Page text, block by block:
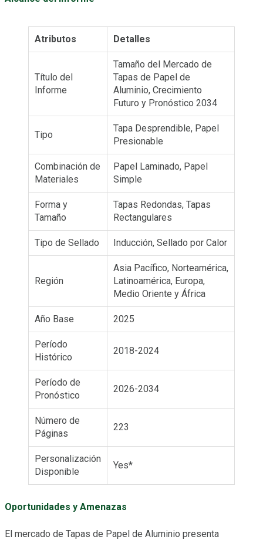
Atributos Detalles
Título del
Informe
Tamaño del Mercado de
Tapas de Papel de
Aluminio, Crecimiento
Futuro y Pronóstico 2034
Tipo
Tapa Desprendible, Papel
Presionable
Combinación de
Materiales
Papel Laminado, Papel
Simple
Forma y
Tamaño
Tapas Redondas, Tapas
Rectangulares
Tipo de Sellado Inducción, Sellado por Calor
Región
Asia Pacífico, Norteamérica,
Latinoamérica, Europa,
Medio Oriente y África
Año Base 2025
Período
Histórico
2018-2024
Período de
Pronóstico
2026-2034
Número de
Páginas
223
Personalización
Disponible
Yes*
Oportunidades y Amenazas
El mercado de Tapas de Papel de Aluminio presenta